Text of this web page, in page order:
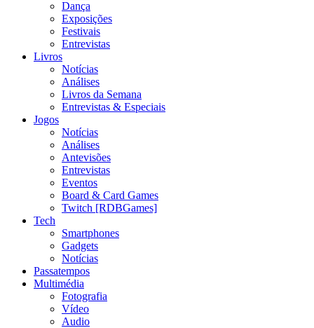
Dança
Exposições
Festivais
Entrevistas
Livros
Notícias
Análises
Livros da Semana
Entrevistas & Especiais
Jogos
Notícias
Análises
Antevisões
Entrevistas
Eventos
Board & Card Games
Twitch [RDBGames]
Tech
Smartphones
Gadgets
Notícias
Passatempos
Multimédia
Fotografia
Vídeo
Audio